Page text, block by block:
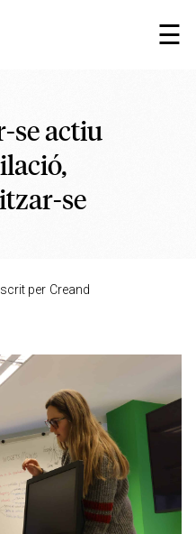
☰
×
se actiu
se
per Creand